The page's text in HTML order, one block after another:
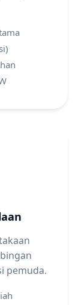
pemuda.